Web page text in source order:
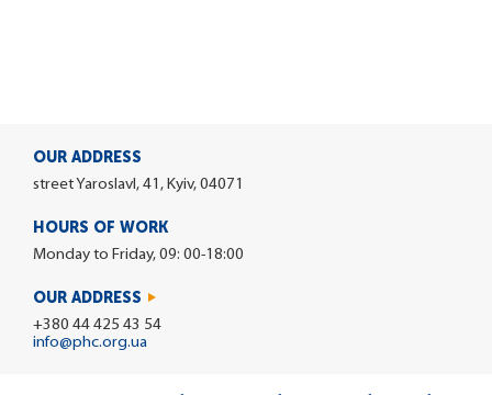
OUR ADDRESS
street Yaroslavl, 41, Kyiv, 04071
HOURS OF WORK
Monday to Friday, 09: 00-18:00
OUR ADDRESS
+380 44 425 43 54
info@phc.org.ua